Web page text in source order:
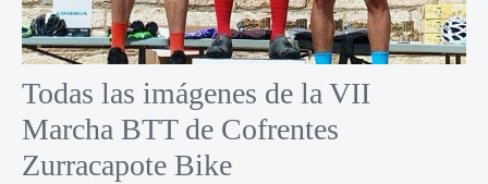
Todas las imágenes de la VII
Marcha BTT de Cofrentes
Zurracapote Bike